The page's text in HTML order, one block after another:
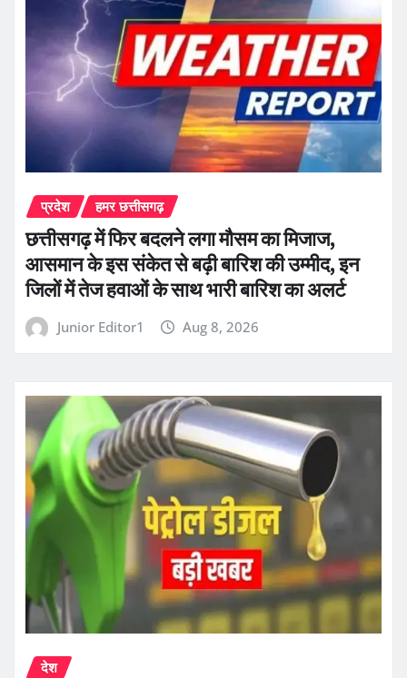
प्रदेश हमर छत्तीसगढ़
छत्तीसगढ़ में फिर बदलने लगा मौसम का मिजाज,
आसमान के इस संकेत से बढ़ी बारिश की उम्मीद, इन
जिलों में तेज हवाओं के साथ भारी बारिश का अलर्ट
Junior Editor1 Aug 8, 2026
देश